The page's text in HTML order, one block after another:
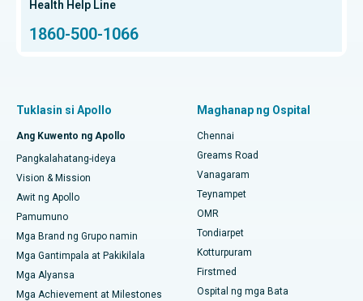
Maghanap ng Espesyalista sa ENT
Maghanap ng Dentista
Maghanap ng Pediatrics
Maghanap ng Dermatologist
Bangalore
Chennai
Pinakamahusay na Ospital sa Paschim Boragaon, Guwahati
Pinakamahusay na Ospital sa PH Road, Chennai
Pinakamahusay na Sentro ng Puso sa Thousand Lights,
Chennai
Pinakamahusay na Ospital sa Jubilee Hills, Hyderabad
Kabuuang Pagpapalit ng Hip
Fast Track Daycare na Pagpapalit ng Tuhod
Sleeve Gastrectomy
Lasik Surgery
liposuction
Coronary Angiogram
Health Help Line
1860-500-1066
Tuklasin si Apollo
Ang Kuwento ng Apollo
Pangkalahatang-ideya
Vision & Mission
Awit ng Apollo
Pamumuno
Mga Brand ng Grupo namin
Mga Gantimpala at Pakikilala
Mga Alyansa
Mga Achievement at Milestones
Maghanap ng Ospital
Chennai
Greams Road
Vanagaram
Teynampet
OMR
Tondiarpet
Kotturpuram
Firstmed
Ospital ng mga Bata